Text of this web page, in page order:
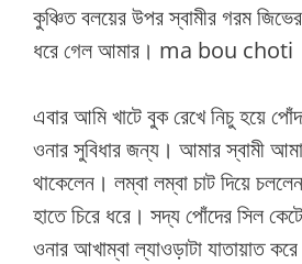
কুঞ্চিত বলয়ের উপর স্বামীর গরম
ধরে গেল আমার। ma bou choti
এবার আমি খাটে বুক রেখে নিচু হয়ে
ওনার সুবিধার জন্য। আমার স্বামী
থাকেলেন। লম্বা লম্বা চাট দিয়ে
হাতে চিরে ধরে। সদ্য পোঁদের সিল
ওনার আখাম্বা ল্যাওড়াটা যাতায়াত